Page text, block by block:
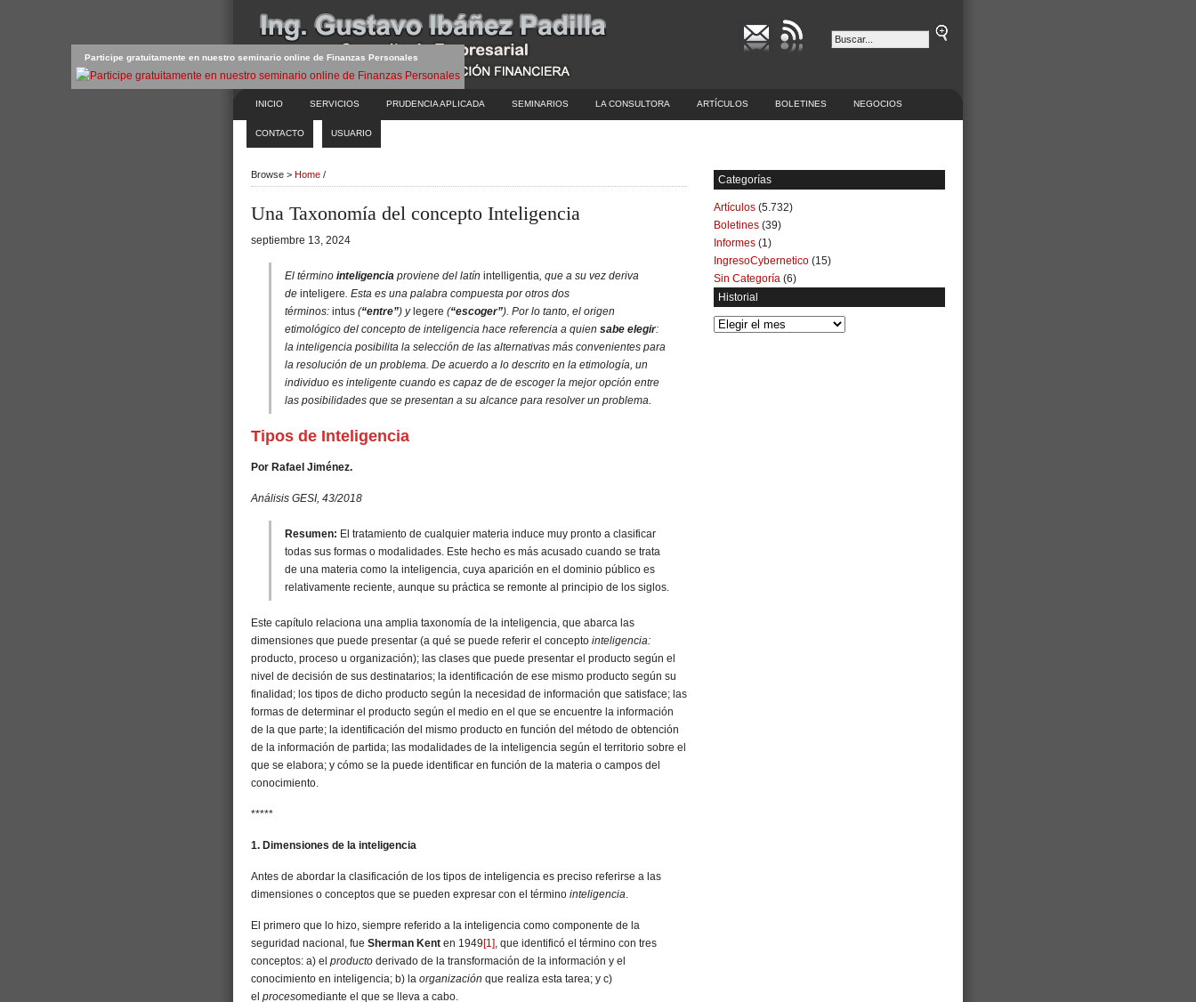
INICIO SERVICIOS PRUDENCIA APLICADA SEMINARIOS LA CONSULTORA ARTÍCULOS BOLETINES NEGOCIOS
CONTACTO USUARIO
Browse > Home /
Una Taxonomía del concepto Inteligencia
septiembre 13, 2024
El término inteligencia proviene del latín intelligentia, que a su vez deriva
de inteligere. Esta es una palabra compuesta por otros dos
términos: intus (“entre”) y legere (“escoger”). Por lo tanto, el origen
etimológico del concepto de inteligencia hace referencia a quien sabe elegir:
la inteligencia posibilita la selección de las alternativas más convenientes para
la resolución de un problema. De acuerdo a lo descrito en la etimología, un
individuo es inteligente cuando es capaz de de escoger la mejor opción entre
las posibilidades que se presentan a su alcance para resolver un problema.
Tipos de Inteligencia
Por Rafael Jiménez.
Análisis GESI, 43/2018
Resumen: El tratamiento de cualquier materia induce muy pronto a clasificar
todas sus formas o modalidades. Este hecho es más acusado cuando se trata
de una materia como la inteligencia, cuya aparición en el dominio público es
relativamente reciente, aunque su práctica se remonte al principio de los siglos.
Este capítulo relaciona una amplia taxonomía de la inteligencia, que abarca las
dimensiones que puede presentar (a qué se puede referir el concepto inteligencia:
producto, proceso u organización); las clases que puede presentar el producto según el
nivel de decisión de sus destinatarios; la identificación de ese mismo producto según su
finalidad; los tipos de dicho producto según la necesidad de información que satisface; las
formas de determinar el producto según el medio en el que se encuentre la información
de la que parte; la identificación del mismo producto en función del método de obtención
de la información de partida; las modalidades de la inteligencia según el territorio sobre el
que se elabora; y cómo se la puede identificar en función de la materia o campos del
conocimiento.
*****
1. Dimensiones de la inteligencia
Antes de abordar la clasificación de los tipos de inteligencia es preciso referirse a las
dimensiones o conceptos que se pueden expresar con el término inteligencia.
El primero que lo hizo, siempre referido a la inteligencia como componente de la
seguridad nacional, fue Sherman Kent en 1949[1], que identificó el término con tres
conceptos: a) el producto derivado de la transformación de la información y el
conocimiento en inteligencia; b) la organización que realiza esta tarea; y c)
el procesomediante el que se lleva a cabo.
Participe gratuitamente en nuestro seminario online de Finanzas Personales
Categorías
Artículos (5.732)
Boletines (39)
Informes (1)
IngresoCybernetico (15)
Sin Categoría (6)
Historial
Historial